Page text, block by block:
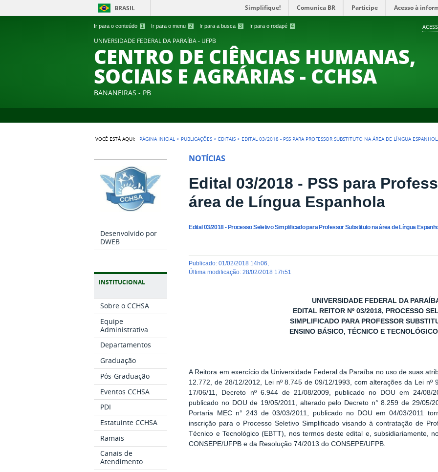
Ir para o conteúdo 1 Ir para o menu 2 Ir para a busca 3 Ir para o rodapé 4
BRASIL Simplifique! Comunica BR Participe Acesso à
UNIVERSIDADE FEDERAL DA PARAÍBA - UFPB
CENTRO DE CIÊNCIAS HUMANAS,
SOCIAIS E AGRÁRIAS - CCHSA
BANANEIRAS - PB
VOCÊ ESTÁ AQUI: PÁGINA INICIAL > PUBLICAÇÕES > EDITAIS > EDITAL 03/2018 - PSS PARA PROFESSOR SUBSTITUTO NA ÁREA DE LÍNGUA
Desenvolvido por
DWEB
INSTITUCIONAL
Sobre o CCHSA
Equipe
Administrativa
Departamentos
Graduação
Pós-Graduação
Eventos CCHSA
PDI
Estatuinte CCHSA
Ramais
Canais de
Atendimento
NOTÍCIAS
Edital 03/2018 - PSS para
área de Língua Espanhola
Edital 03/2018 - Processo Seletivo Simplificado para Professor Substituto na área de Língua
publicado:01/02/2018 14h06
última modificação:28/02/2018 17h51
UNIVERSIDADE FEDERAL DA
EDITAL REITOR Nº 03/2018, PROCESSO
SIMPLIFICADO PARA PROFESSOR
ENSINO BÁSICO, TÉCNICO E
A Reitora em exercício da Universidade Federal da Paraíba no uso de suas
12.772, de 28/12/2012, Lei nº 8.745 de 09/12/1993, com alterações da Lei nº
17/06/11, Decreto nº 6.944 de 21/08/2009, publicado no DOU em 24/08/
publicado no DOU de 19/05/2011, alterado pelo Decreto n° 8.259 de 29/05/
Portaria MEC n° 243 de03/03/2011, publicado no DOU em04/03/2011
inscrição para o Processo Seletivo Simplificado visando à contratação de
Técnico e Tecnológico (EBTT), nos termos deste edital e, subsidiariamente,
CONSEPE/UFPB e da Resolução 74/2013 do CONSEPE/UFPB.